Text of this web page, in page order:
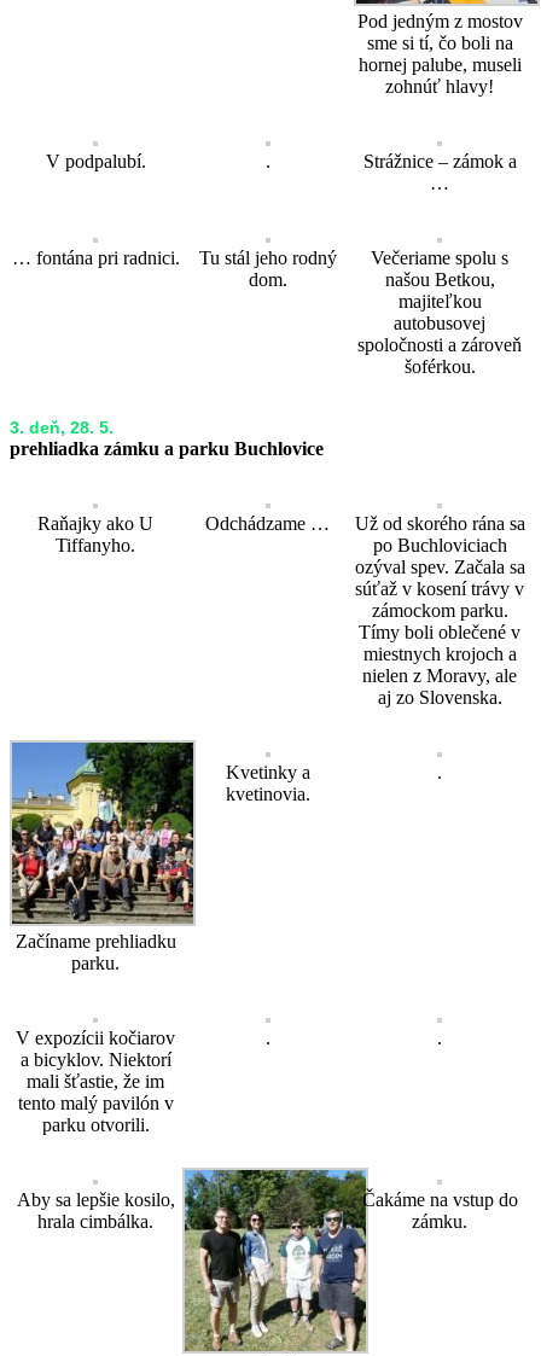
Pod jedným z mostov
sme si tí, čo boli na
hornej palube, museli
zohnúť hlavy!
V podpalubí. .
Strážnice – zámok a
…
… fontána pri radnici.
Tu stál jeho rodný
dom.
Večeriame spolu s
našou Betkou,
majiteľkou
autobusovej
spoločnosti a zároveň
šoférkou.
3. deň, 28. 5.
prehliadka zámku a parku Buchlovice
Raňajky ako U
Tiffanyho.
Odchádzame …
Už od skorého rána sa
po Buchloviciach
ozýval spev. Začala sa
súťaž v kosení trávy v
zámockom parku.
Tímy boli oblečené v
miestnych krojoch a
nielen z Moravy, ale
aj zo Slovenska.
Začíname prehliadku
parku.
Kvetinky a
kvetinovia.
.
V expozícii kočiarov
a bicyklov. Niektorí
mali šťastie, že im
tento malý pavilón v
parku otvorili.
. .
Aby sa lepšie kosilo,
hrala cimbálka.
Čakáme na vstup do
zámku.